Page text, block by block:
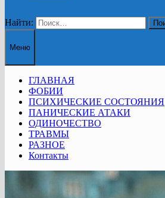
Найти:
Меню
ГЛАВНАЯ
ФОБИИ
ПСИХИЧЕСКИЕ СОСТОЯНИЯ
ПАНИЧЕСКИЕ АТАКИ
ОДИНОЧЕСТВО
ТРАВМЫ
РАЗНОЕ
Контакты